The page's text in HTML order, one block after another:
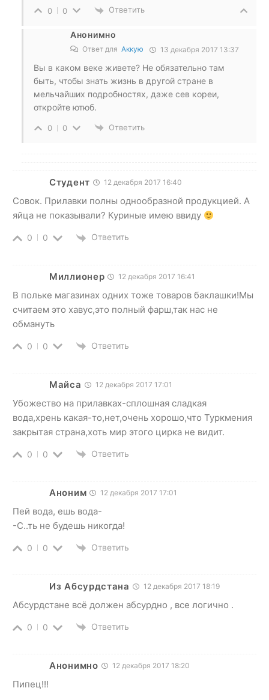
0 0 Ответить
Анонимно
Ответ для Аккую 13 декабря 2017 13:37
Вы в каком веке живете? Не обязательно там
быть, чтобы знать жизнь в другой стране в
мельчайших подробностях, даже сев кореи,
откройте ютюб.
0 0 Ответить
Студент 12 декабря 2017 16:40
Совок. Прилавки полны однообразной продукцией. А
яйца не показывали? Куриные имею ввиду
0 0 Ответить
Миллионер 12 декабря 2017 16:41
В польке магазинах одних тоже товаров баклашки!Мы
считаем это хавус,это полный фарш,так нас не
обмануть
0 0 Ответить
Майса 12 декабря 2017 17:01
Убожество на прилавках-сплошная сладкая
вода,хрень какая-то,нет,очень хорошо,что Туркмения
закрытая страна,хоть мир этого цирка не видит.
0 0 Ответить
Аноним 12 декабря 2017 17:01
Пей вода, ешь вода-
-С..ть не будешь никогда!
0 0 Ответить
Из Абсурдстана 12 декабря 2017 18:19
Абсурдстане всё должен абсурдно , все логично .
0 0 Ответить
Анонимно 12 декабря 2017 18:20
Пипец!!!